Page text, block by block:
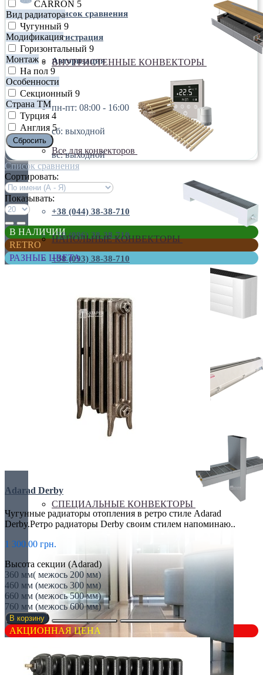
Список сравнения
Регистрация
Авторизация
пн-пт: 08:00 - 16:00
пн-пт: 08:00 - 16:00
сб: выходной
вс: выходной
+38 (044) 38-38-710
+38 (044) 38-38-710
+38 (096) 38-38-710
+38 (093) 38-38-710
Украина, г.Киев. ул. Кирилловская,160А
грн. Гривна
Язык
Russian
Українська
ВНУТРИСТЕННЫЕ КОНВЕКТОРЫ
Все для конвекторов
НАПОЛЬНЫЕ КОНВЕКТОРЫ
НАСТЕННЫЕ КОНВЕКТОРЫ
ПЛИНТУСНЫЕ КОНВЕКТОРЫ
СПЕЦИАЛЬНЫЕ КОНВЕКТОРЫ
CARRON 5
Вид радиатора
Чугунный 9
Модификация
Горизонтальный 9
Монтаж
На пол 9
Особенности
Секционный 9
Страна ТМ
Турция 4
Англия 5
Сбросить
Список сравнения
Сортировать:
Показывать:
В НАЛИЧИИ
RETRO
РАЗНЫЕ ЦВЕТА
Adarad Derby
Чугунные радиаторы отопления в ретро стиле Adarad
Derby.Ретро радиаторы Derby своим стилем напоминаю..
1 300.00 грн.
Высота секции (Adarad)
360 мм( межось 200 мм)
460 мм (межось 300 мм)
660 мм (межось 500 мм)
760 мм (межось 600 мм)
В корзину
АКЦИОННАЯ ЦЕНА